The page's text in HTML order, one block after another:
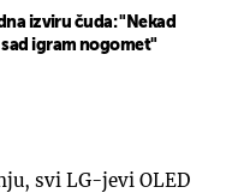
izviru čuda: "Nekad
sad igram nogomet"
svi LG-jevi OLED